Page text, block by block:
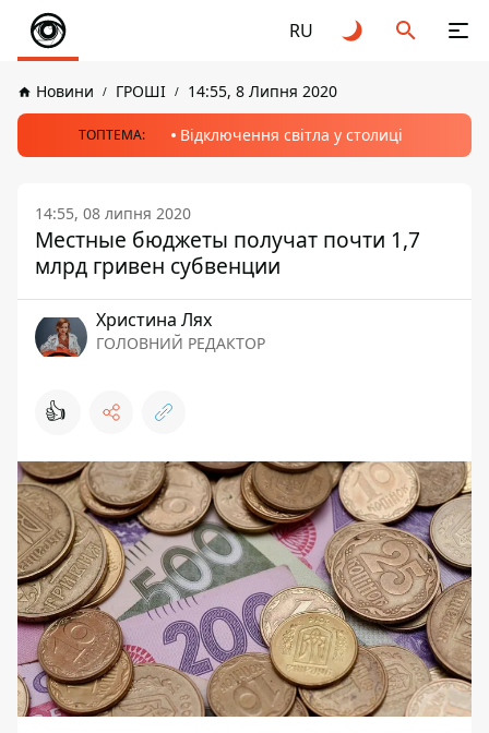
RU
Новини ГРОШІ 14:55, 8 Липня 2020
ТОПТЕМА: Відключення світла у столиці
14:55, 08 липня 2020
Местные бюджеты получат почти 1,7
млрд гривен субвенции
Христина Лях
ГОЛОВНИЙ РЕДАКТОР
👍